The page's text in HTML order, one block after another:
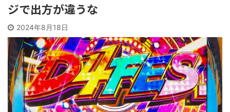
ジで出方が違うな
2024年8月18日